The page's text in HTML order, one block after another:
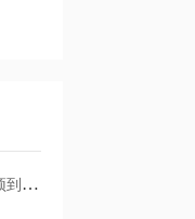
临时插进来的紧急任务，哪款备忘录支持快速置顶到清单首位？